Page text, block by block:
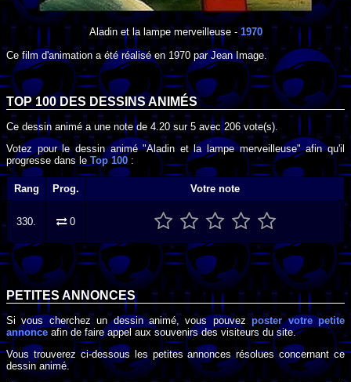
Aladin et la lampe merveilleuse- 1970
Ce film d'animation a été réalisé en 1970 par Jean Image
TOP 100 DES DESSINS ANIMÉS
Ce dessin animé a une note de 4.20 sur 5 avec 206 vote(s).
Votez pour le dessin animé "Aladin et la lampe merveilleuse" afin qu'il
progresse dans le Top 100 :
Rang Prog. Votre note
330. 0
PETITES ANNONCES
Si vous cherchez un dessin animé, vous pouvezposter votre petite
annonce afin de faire appel aux souvenirs des visiteurs du site.
Vous trouverez ci-dessous les petites annonces résolues concernant ce
dessin animé.